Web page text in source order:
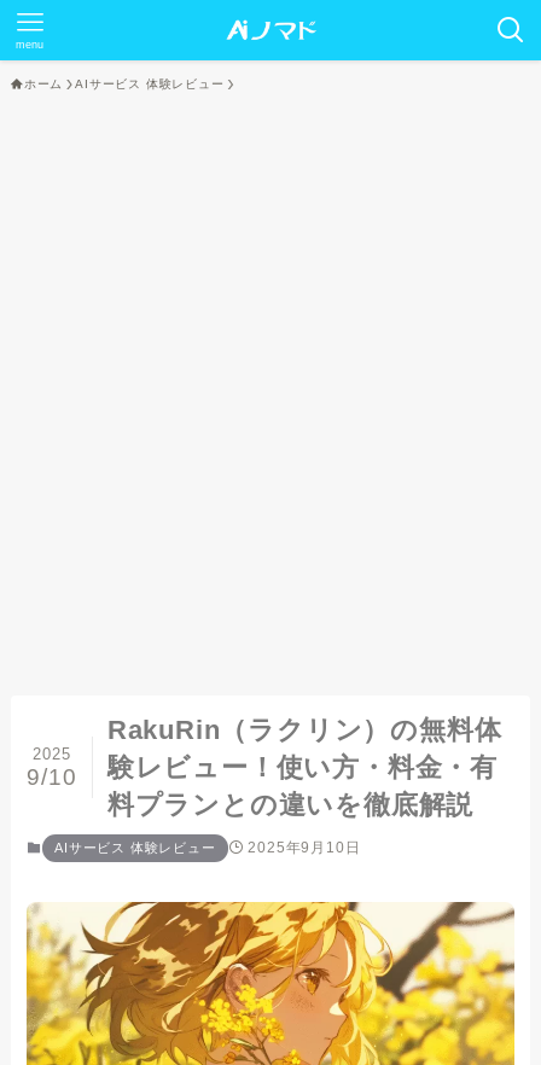
menu
ホーム AIサービス 体験レビュー
RakuRin（ラクリン）の無料体
験レビュー！使い方・料金・有
料プランとの違いを徹底解説
2025
9/10
AIサービス 体験レビュー 2025年9月10日